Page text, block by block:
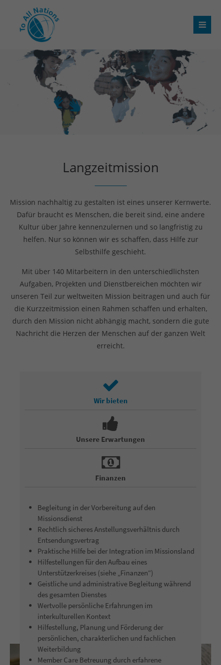
Langzeitmission
Mission nachhaltig zu gestalten ist eines unserer Kernwerte.
Dafür braucht es Menschen, die bereit sind, eine andere
Kultur über Jahre kennenzulernen und so langfristig zu
helfen. Nur so können wir es schaffen, dass Hilfe zur
Selbsthilfe geschieht.
Mit über 140 Mitarbeitern in den unterschiedlichsten
Aufgaben, Projekten und Dienstbereichen möchten wir
unseren Teil zur weltweiten Mission beitragen und auch für
die Kurzzeitmission einen Rahmen schaffen und erhalten,
durch den Mission nicht abhängig macht, sondern die gute
Nachricht die Herzen der Menschen auf der ganzen Welt
erreicht.
Wir bieten
Unsere Erwartungen
Finanzen
Begleitung in der Vorbereitung auf den
Missionsdienst
Rechtlich sicheres Anstellungsverhältnis durch
Entsendungsvertrag
Praktische Hilfe bei der Integration im Missionsland
Hilfestellungen für den Aufbau eines
Unterstützerkreises (siehe „Finanzen“)
Geistliche und administrative Begleitung während
des gesamten Dienstes
Wertvolle persönliche Erfahrungen im
interkulturellen Kontext
Hilfestellung, Planung und Förderung der
persönlichen, charakterlichen und fachlichen
Weiterbildung
Member Care Betreuung durch erfahrene